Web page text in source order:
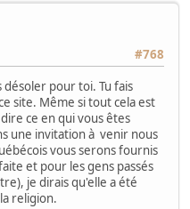
#768
pour toi. Tu fais
site. Même si tout cela est
ce en qui vous êtes
une invitation à venir nous
vous serons fournis
et pour les gens passés
je dirais qu'elle a été
religion.